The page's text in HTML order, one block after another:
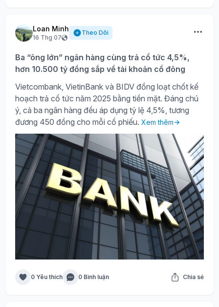
Loan Minh
16 Thg 07
Theo Dõi
Ba “ông lớn” ngân hàng cùng trả cổ tức 4,5%,
hơn 10.500 tỷ đồng sắp về tài khoản cổ đông
Vietcombank, VietinBank và BIDV đồng loạt chốt kế
hoạch trả cổ tức năm 2025 bằng tiền mặt. Đáng chú
ý, cả ba ngân hàng đều áp dụng tỷ lệ 4,5%, tương
đương 450 đồng cho mỗi cổ phiếu. Xem thêm
0 Yêu thích 0 Bình luận Chia sẻ